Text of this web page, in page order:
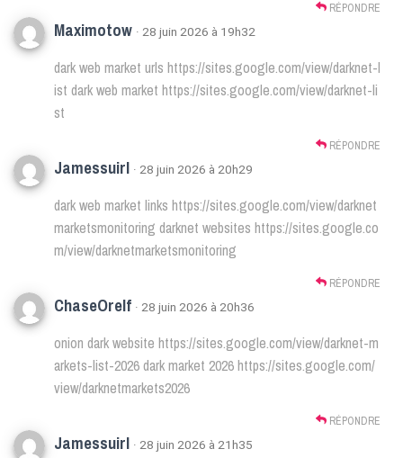
RÉPONDRE
Maximotow · 28 juin 2026 à 19h32
dark web market urls https://sites.google.com/view/darknet-l
ist dark web market https://sites.google.com/view/darknet-li
st
RÉPONDRE
Jamessuirl · 28 juin 2026 à 20h29
dark web market links https://sites.google.com/view/darknet
marketsmonitoring darknet websites https://sites.google.co
m/view/darknetmarketsmonitoring
RÉPONDRE
ChaseOrelf · 28 juin 2026 à 20h36
onion dark website https://sites.google.com/view/darknet-m
arkets-list-2026dark market 2026https://sites.google.com/
view/darknetmarkets2026
RÉPONDRE
Jamessuirl · 28 juin 2026 à 21h35